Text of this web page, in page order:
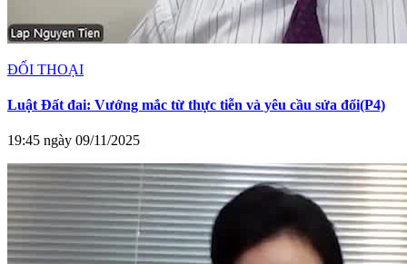
ĐỐI THOẠI
Luật Đất đai: Vướng mắc từ thực tiễn và yêu cầu sửa đổi(P4)
19:45 ngày 09/11/2025